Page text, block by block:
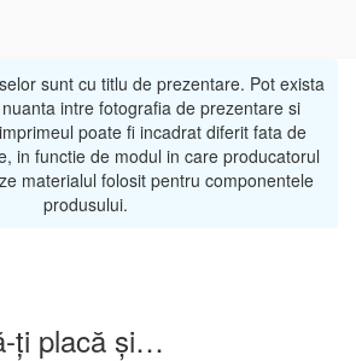
sunt cu titlu de prezentare. Pot exista
intre fotografia de prezentare si
poate fi incadrat diferit fata de
in functie de modul in care producatorul
materialul folosit pentru componentele
produsului.
ți placă și…